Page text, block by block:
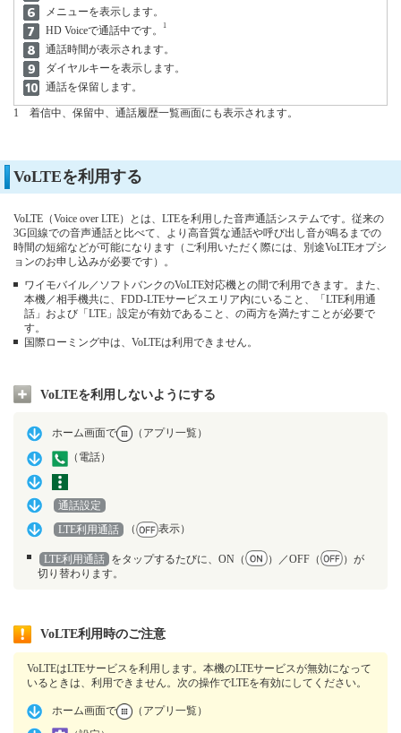
メニューを表示します。
HD Voiceで通話中です。
1
通話時間が表示されます。
ダイヤルキーを表示します。
通話を保留します。
1 着信中、保留中、通話履歴一覧画面にも表示されます。
VoLTEを利用する
VoLTE（Voice over LTE）とは、LTEを利用した音声通話システムです。従来の
3G回線での音声通話と比べて、より高音質な通話や呼び出し音が鳴るまでの
時間の短縮などが可能になります（ご利用いただく際には、別途VoLTEオプシ
ョンのお申し込みが必要です）。
ワイモバイル／ソフトバンクのVoLTE対応機との間で利用できます。また、
本機／相手機共に、FDD-LTEサービスエリア内にいること、「LTE利用通
話」および「LTE」設定が有効であること、の両方を満たすことが必要で
す。
国際ローミング中は、VoLTEは利用できません。
VoLTEを利用しないようにする
ホーム画面で
（アプリ一覧）
（電話）
通話設定
LTE利用通話
（ 表示）
LTE利用通話 をタップするたびに、ON（ ）／OFF（
）が
切り替わります。
VoLTE利用時のご注意
VoLTEはLTEサービスを利用します。本機のLTEサービスが無効になって
いるときは、利用できません。次の操作でLTEを有効にしてください。
ホーム画面で
（アプリ一覧）